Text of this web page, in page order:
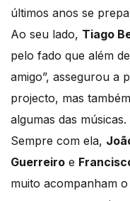
últimos anos se
Ao seu lado, Tiago
pelo fado que além
amigo”, assegurou a
projecto, mas
algumas das músicas.
Sempre com ela,
Guerreiro e
muito acompanham